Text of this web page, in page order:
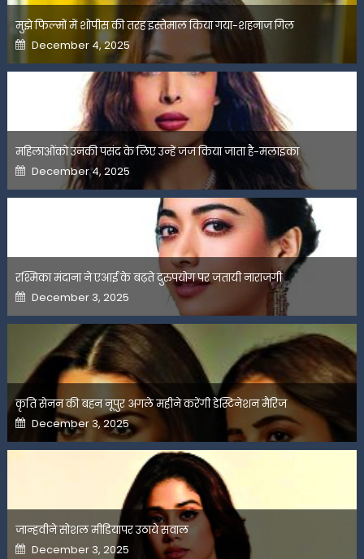
मुझे फिल्मों में शोपीस की तरह इस्तेमाल किया गया-शहनाज गिल
Posted
on
December 4, 2025
महिलाओंको उनकी पसंद के लिए उन्हें जज किया जाता है-मलाइका
Posted
on
December 4, 2025
रश्मिका मंदाना ने एआई के बढ़ते दुरुपयोग पर जतायी नाराजगी
Posted
on
December 3, 2025
कृति सेनन की बहन नूपुर अगले महीने करेंगी डेस्टिनेशन मैरिज
Posted
on
December 3, 2025
जान्हवीने सोशल मीडियापर उठाये सवाल
Posted
December 3, 2025